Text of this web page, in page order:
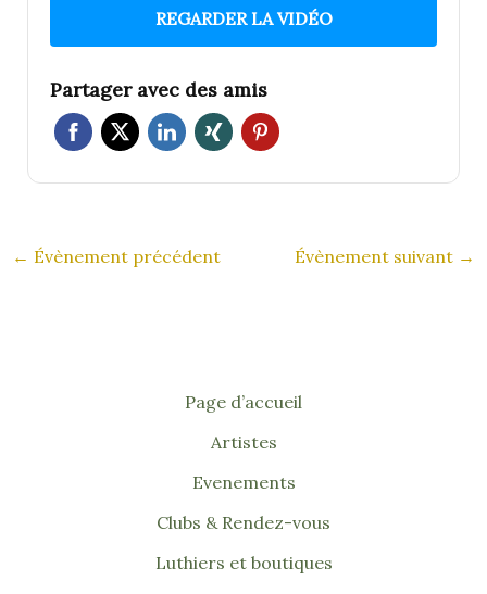
REGARDER LA VIDÉO
Partager avec des amis
← Évènement précédent Évènement suivant →
Page d’accueil
Artistes
Evenements
Clubs & Rendez-vous
Luthiers et boutiques